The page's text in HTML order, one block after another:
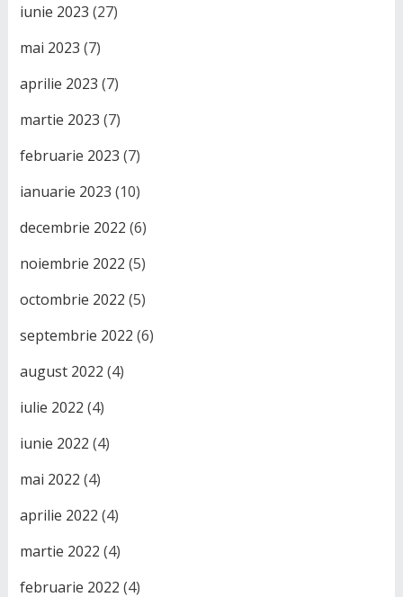
iunie 2023 (27)
mai 2023 (7)
aprilie 2023 (7)
martie 2023 (7)
februarie 2023 (7)
ianuarie 2023 (10)
decembrie 2022 (6)
noiembrie 2022 (5)
octombrie 2022 (5)
septembrie 2022 (6)
august 2022 (4)
iulie 2022 (4)
iunie 2022 (4)
mai 2022 (4)
aprilie 2022 (4)
martie 2022 (4)
februarie 2022 (4)